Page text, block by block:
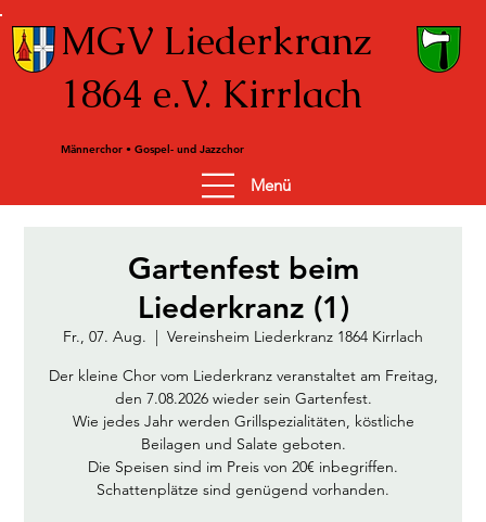
MGV Liederkranz
1864 e.V. Kirrlach
Männerchor • Gospel- und Jazzchor
Menü
Gartenfest beim
Liederkranz (1)
Fr., 07. Aug.
Vereinsheim Liederkranz 1864 Kirrlach
Der kleine Chor vom Liederkranz veranstaltet am Freitag,
den 7.08.2026 wieder sein Gartenfest.
Wie jedes Jahr werden Grillspezialitäten, köstliche
Beilagen und Salate geboten.
Die Speisen sind im Preis von 20€ inbegriffen.
Schattenplätze sind genügend vorhanden.